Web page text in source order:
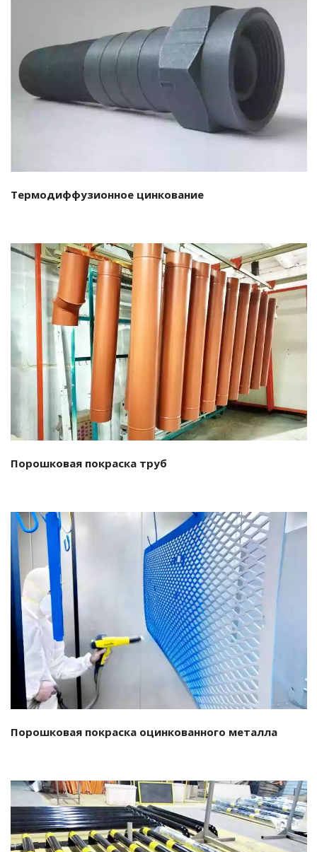
Подробнее…
Термодиффузионное цинкование
Подробнее…
Порошковая покраска труб
Подробнее…
Порошковая покраска оцинкованного металла